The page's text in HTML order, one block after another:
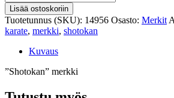
merkki
määrä
Lisää ostoskoriin
Tuotetunnus (SKU): 14956 Osasto: Merkit
karate, merkki, shotokan
Kuvaus
”Shotokan” merkki